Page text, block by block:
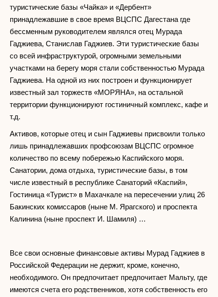
туристические базы «Чайка» и «Дербент»
принадлежавшие в свое время ВЦСПС Дагестана где
бессменным руководителем являлся отец Мурада
Гаджиева, Станислав Гаджиев. Эти туристические базы
со всей инфраструктурой, огромными земельными
участками на берегу моря стали собственностью Мурада
Гаджиева. На одной из них построен и функционирует
известный зал торжеств «МОРЯНА», на остальной
территории функционируют гостиничный комплекс, кафе и
т.д.
Активов, которые отец и сын Гаджиевы присвоили только
лишь принадлежавших профсоюзам ВЦСПС огромное
количество по всему побережью Каспийского моря.
Санатории, дома отдыха, туристические базы, в том
числе известный в республике Санаторий «Каспий»,
Гостиница «Турист» в Махачкале на пересечении улиц 26
Бакинских комиссаров (ныне М. Ярагского) и проспекта
Калинина (ныне проспект И. Шамиля) …
Все свои основные финансовые активы Мурад Гаджиев в
Российской Федерации не держит, кроме, конечно,
необходимого. Он предпочитает предпочитает Мальту, где
имеются счета его родственников, хотя собственность его